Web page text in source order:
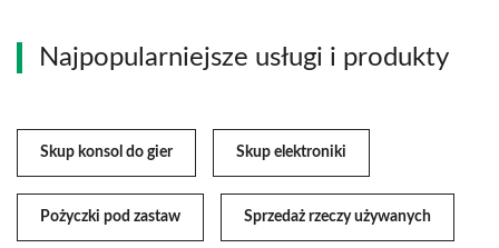
Najpopularniejsze usługi i produkty
Skup konsol do gier Skup elektroniki
Pożyczki pod zastaw Sprzedaż rzeczy używanych